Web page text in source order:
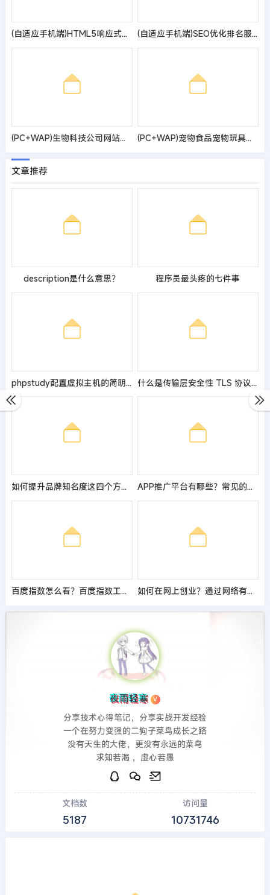
(自适应手机端)HTML5响应式英文外贸企业产品展示pbootcms网站模板 LED灯具外贸通用网站源码 (自适应手机端)SEO优化排名服务公司网站模板
(PC+WAP)生物科技公司网站模板 带三级子栏目 (PC+WAP)宠物食品宠物玩具企业网站pbootcms模板 猫粮狗粮网站源码下载
文章推荐
description是什么意思？ 程序员最头疼的七件事
phpstudy配置虚拟主机的简明教程分享（图文） 什么是传输层安全性 TLS 协议？
如何提升品牌知名度这四个方法企业必用 APP推广平台有哪些？常见的推广渠道是什么？
百度指数怎么看？百度指数工具如何使用？ 如何在网上创业？通过网络有什么挣钱的方法？
夜雨轻寒 V
分享技术心得笔记，分享实战开发经验
一个在努力变强的二狗子菜鸟成长之路
没有天生的大佬，更没有永远的菜鸟
求知若渴 ，虚心若愚
文档数
5187
访问量
10731746